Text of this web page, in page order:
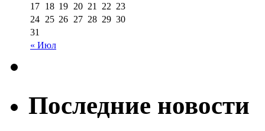
« Июл
17 18 19 20 21 22 23
24 25 26 27 28 29 30
31
Последние новости